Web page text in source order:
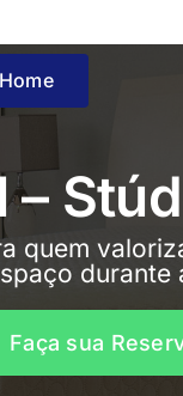
–
quem
durante
Faça sua